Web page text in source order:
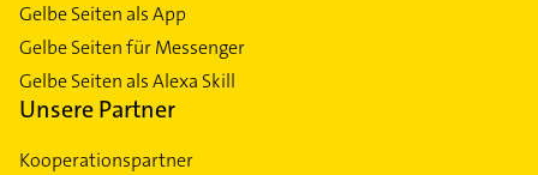
Gelbe Seiten als App
Gelbe Seiten für Messenger
Gelbe Seiten als Alexa Skill
Unsere Partner
Kooperationspartner